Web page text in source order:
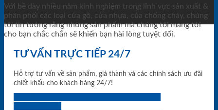
Với bề dày nhiều năm kinh nghiệm trong lĩnh vực sản xuất &
phân phối các loại cửa gỗ, cửa nhựa, của chống cháy, chúng
tôi tin tưởng rằng những sản phẩm mà chúng tôi mang tới
cho bạn chắc chắn sẽ khiến bạn hài lòng tuyệt đối.
TƯ VẤN TRỰC TIẾP 24/7
Hỗ trợ tư vấn về sản phẩm, giá thành và các chính sách ưu đãi
chiết khấu cho khách hàng 24/7!